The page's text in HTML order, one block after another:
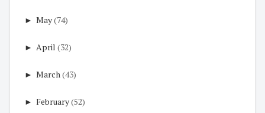
► May(74)
► April (32)
► March(43)
► February(52)